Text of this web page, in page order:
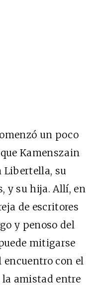
un poco
Kamenszain
Libertella, su
y su hija. Allí, en
de escritores
y penoso del
mitigarse
con el
la amistad entre